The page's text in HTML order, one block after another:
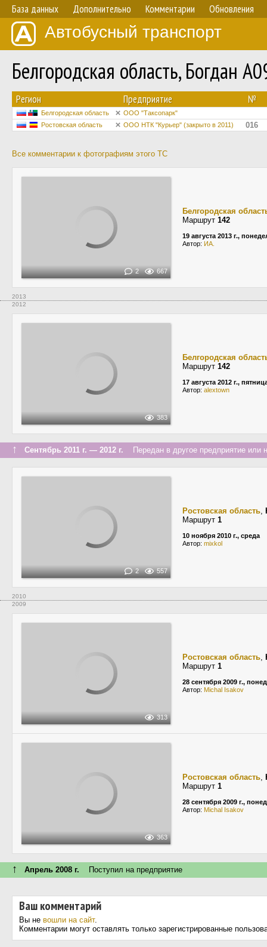
База данных Дополнительно Комментарии Обновления
Автобусный транспорт
Белгородская область, Богдан
Регион Предприятие №
Белгородская область
ООО "Таксопарк"
Ростовская область
ООО НТК "Курьер" (закрыто в 2011) 016
Все комментарии к фотографиям этого ТС
2 667
Белгородская
Маршрут 142
19 августа 2013 г.,
Автор: ИА.
2013
2012
383
Белгородская
Маршрут 142
17 августа 2012 г.,
Автор: alextown
↑ Сентябрь 2011 г. — 2012 г. Передан в другое предприятие или
2 557
Ростовская область,
Маршрут 1
10 ноября 2010 г., среда
Автор: mixkol
2010
2009
313
Ростовская область,
Маршрут 1
28 сентября 2009 г.,
Автор: Michal Isakov
363
Ростовская область,
Маршрут 1
28 сентября 2009 г.,
Автор: Michal Isakov
↑ Апрель 2008 г. Поступил на предприятие
Ваш комментарий
Вы не вошли на сайт.
Комментарии могут оставлять только зарегистрированные